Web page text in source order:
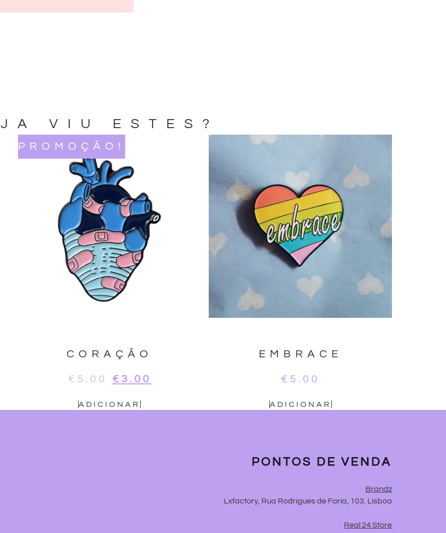
JA VIU ESTES?
PROMOÇÃO!
CORAÇÃO
€ 5.00 € 3.00
ADICIONAR
EMBRACE
€ 5.00
ADICIONAR
PONTOS DE VENDA
Brandz
Lxfactory, Rua Rodrigues de Faria, 103, Lisboa
Real 24 Store